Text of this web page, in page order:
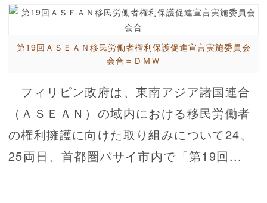
第19回ＡＳＥＡＮ移民労働者権利保護促進宣言実施委員会
会合＝ＤＭＷ
フィリピン政府は、東南アジア諸国連合
（ＡＳＥＡＮ）の域内における移民労働者
の権利擁護に向けた取り組みについて24、
25両日、首都圏パサイ市内で「第19回...